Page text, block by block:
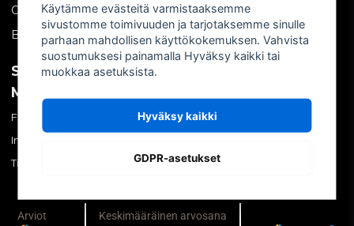
Ostoehdot
Blogi
SOSIAALINEN
MEDIA
Facebook
Instagram
TikTok
Kirjaudu sisään
Käytämme evästeitä varmistaaksemme
sivustomme toimivuuden ja tarjotaksemme sinulle
parhaan mahdollisen käyttökokemuksen. Vahvista
suostumuksesi painamalla Hyväksy kaikki tai
muokkaa asetuksista.
Hyväksy kaikki
GDPR-asetukset